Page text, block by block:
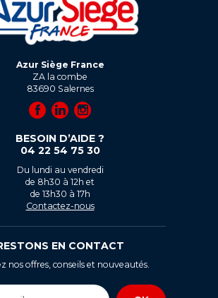
Azur Siège France
ZA la combe
83690 Salernes
BESOIN D’AIDE ?
04 22 54 75 30
Du lundi au vendredi
de 8h30 à 12h et
de 13h30 à 17h
Contactez-nous
EN CONTACT
nos offres, conseils et nouveautés.